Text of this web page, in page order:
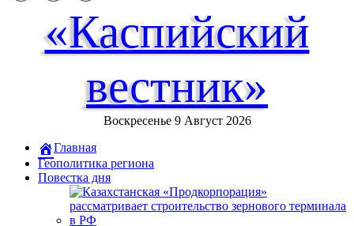
«Каспийский
вестник»
Воскресенье 9 Август 2026
Главная
Геополитика региона
Повестка дня